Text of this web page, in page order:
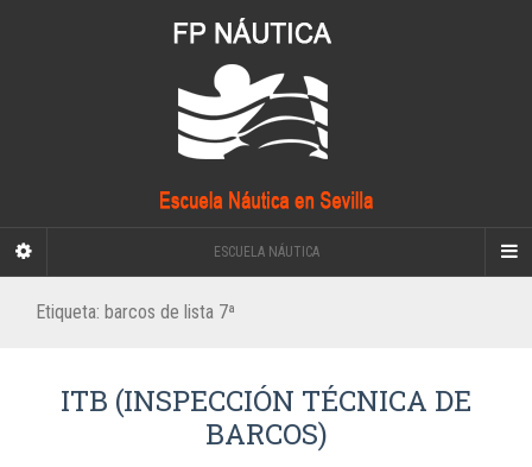
ESCUELA NÁUTICA
Etiqueta: barcos de lista 7ª
ITB (INSPECCIÓN TÉCNICA DE
BARCOS)